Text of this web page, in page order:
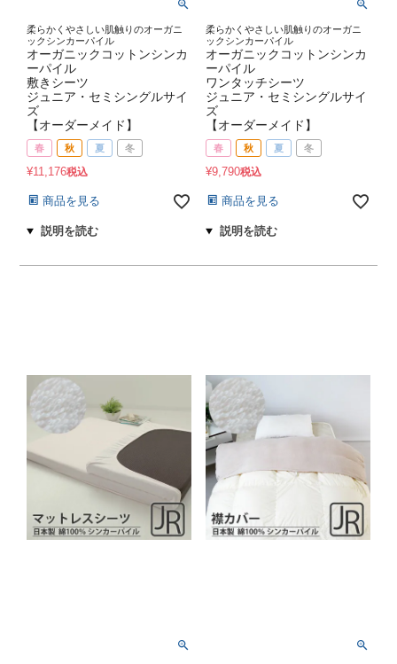
柔らかくやさしい肌触りのオーガニ
ックシンカーパイル
オーガニックコットンシンカ
ーパイル
敷きシーツ
ジュニア・セミシングルサイ
ズ
【オーダーメイド】
春 秋 夏 冬
¥11,176税込
商品を見る
柔らかくやさしい肌触りのオーガニ
ックシンカーパイル
オーガニックコットンシンカ
ーパイル
ワンタッチシーツ
ジュニア・セミシングルサイ
ズ
【オーダーメイド】
春 秋 夏 冬
¥9,790税込
商品を見る